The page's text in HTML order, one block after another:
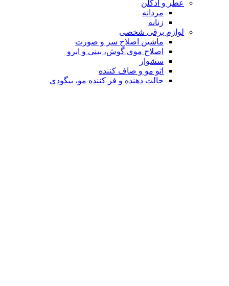
عطر و ادکلن
مردانه
زنانه
لوازم برقی شخصی
ماشین اصلاح سر و صورت
اصلاح موی گوش، بینی و ابرو
سشوار
اتو مو و صاف کننده
حالت دهنده و فر کننده مو، بیگودی